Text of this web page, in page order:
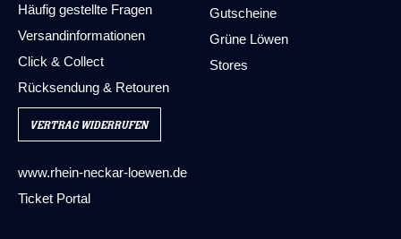
Häufig gestellte Fragen
Versandinformationen
Click & Collect
Rücksendung & Retouren
Gutscheine
Grüne Löwen
Stores
VERTRAG WIDERRUFEN
www.rhein-neckar-loewen.de
Ticket Portal